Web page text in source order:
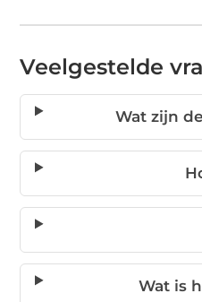
Veelgestelde
Wat zijn
Wat is